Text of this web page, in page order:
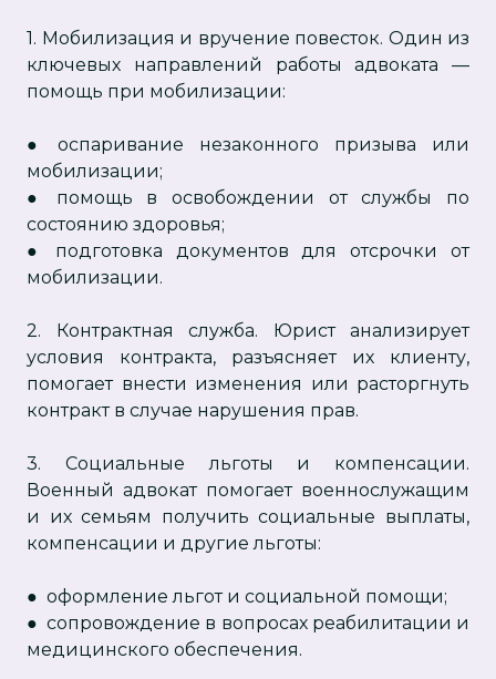
1. Мобилизация и вручение повесток. Один из
ключевых направлений работы адвоката —
помощь при мобилизации:
● оспаривание незаконного призыва или
мобилизации;
● помощь в освобождении от службы по
состоянию здоровья;
● подготовка документов для отсрочки от
мобилизации.
2. Контрактная служба. Юрист анализирует
условия контракта, разъясняет их клиенту,
помогает внести изменения или расторгнуть
контракт в случае нарушения прав.
3. Социальные льготы и компенсации.
Военный адвокат помогает военнослужащим
и их семьям получить социальные выплаты,
компенсации и другие льготы:
● оформление льгот и социальной помощи;
● сопровождение в вопросах реабилитации и
медицинского обеспечения.